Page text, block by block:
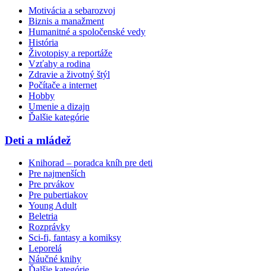
Motivácia a sebarozvoj
Biznis a manažment
Humanitné a spoločenské vedy
História
Životopisy a reportáže
Vzťahy a rodina
Zdravie a životný štýl
Počítače a internet
Hobby
Umenie a dizajn
Ďalšie kategórie
Deti a mládež
Knihorad – poradca kníh pre deti
Pre najmenších
Pre prvákov
Pre pubertiakov
Young Adult
Beletria
Rozprávky
Sci-fi, fantasy a komiksy
Leporelá
Náučné knihy